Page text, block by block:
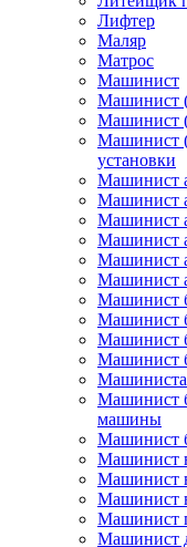
Лифтер
Маляр
Матрос
Машинист
Машинист
Машинист
Машинист
установки
Машинист
Машинист
Машинист
Машинист
Машинист
Машинист
Машинист
Машинист
Машинист
Машинист
Машиниста
Машинист
машины
Машинист
Машинист
Машинист
Машинист
Машинист
Машинист